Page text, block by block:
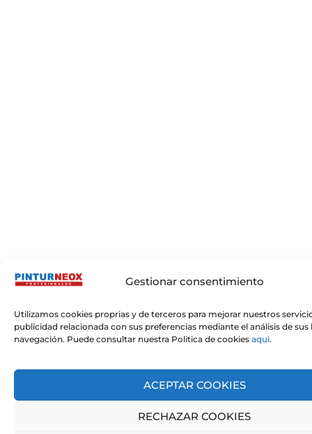
Gestionar consentimiento
Utilizamos cookies proprias y de terceros para mejorar nuestros
publicidad relacionada con sus preferencias mediante el análisis de sus
navegación. Puede consultar nuestra Politica de cookies aqui.
ACEPTAR COOKIES
RECHAZAR COOKIES